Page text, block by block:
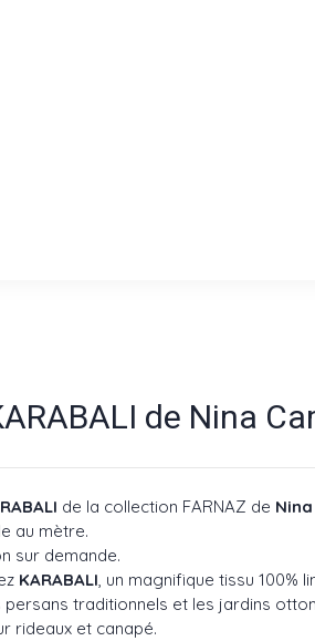
de Nina
de la collection FARNAZ de
au mètre.
sur demande.
KARABALI, un magnifique tissu 100%
persans traditionnels et les jardins
rideaux et canapé.